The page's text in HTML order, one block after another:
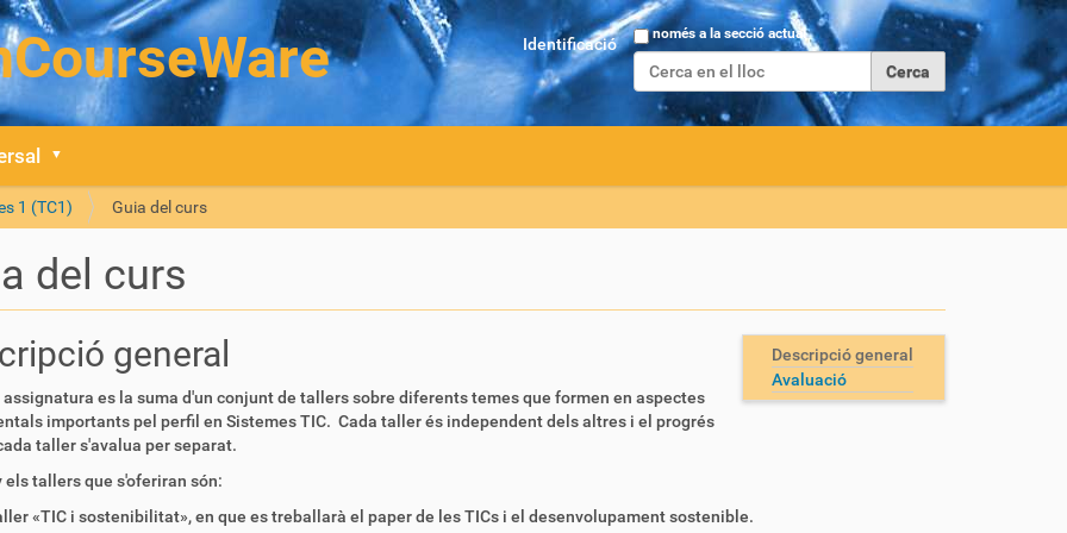
Cercanomés a la secció actual
Cerca avançada…
Identificació
1 (TC1) Guia del curs
del curs
Descripció general
Avaluació
general
es la suma d'un conjunt de tallers sobre diferents temes que formen en aspectes
importants pel perfil en Sistemes TIC. Cada taller és independent dels altres i el progrés
taller s'avalua per separat.
els tallers que s'oferiran són:
«TIC i sostenibilitat», en que es treballarà el paper de les TICs i el desenvolupament sostenible.